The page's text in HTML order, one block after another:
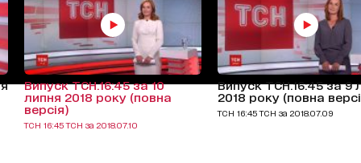
Випуск ТСН.16:45 за 10
липня 2018 року (повна
версія)
ТСН 16:45 ТСН за 2018.07.10
Випуск ТСН.16:45 за 9
2018 року (повна
ТСН 16:45 ТСН за 2018.07.09